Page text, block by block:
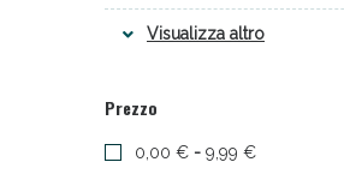
Visualizza altro
Prezzo
0,00 € - 9,99 €